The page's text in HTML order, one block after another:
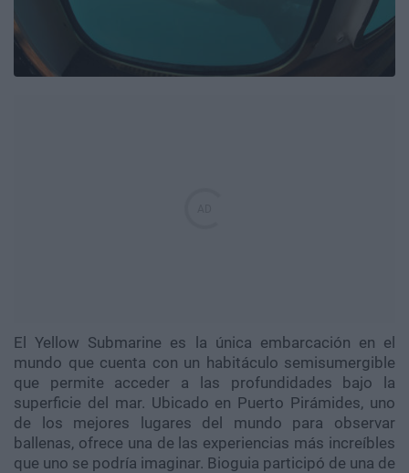
El Yellow Submarine es la única embarcación en el
mundo que cuenta con un habitáculo semisumergible
que permite acceder a las profundidades bajo la
superficie del mar. Ubicado en Puerto Pirámides, uno
de los mejores lugares del mundo para observar
ballenas, ofrece una de las experiencias más increíbles
que uno se podría imaginar. Bioguia participó de una de